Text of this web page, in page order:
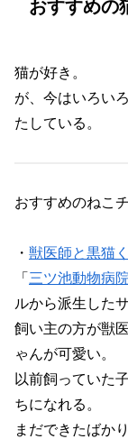
おすすめの
猫が好き。
が、今はいろい
たしている。
おすすめのねこ
・ 獣医師と黒猫
「 三ツ池動物病
ルから派生した
飼い主の方が獣
ゃんが可愛い。
以前飼っていた
ちになれる。
まだできたばか